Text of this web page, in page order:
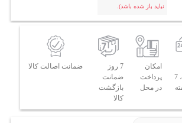
نباید باز شده باشد).
ساعته، 7
امکان
پرداخت
در محل
7 روز
ضمانت
بازگشت
کالا
ضمانت اصالت کالا